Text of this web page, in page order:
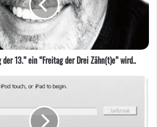
13.” ein “Freitag der Drei Zähn(t)e” wird..